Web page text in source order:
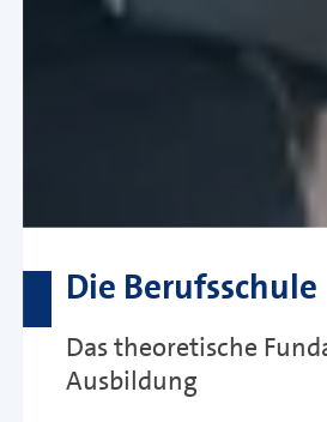
Die Berufsschule
Das theoretische
Ausbildung